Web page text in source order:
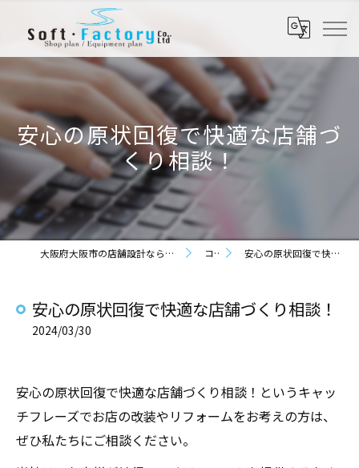
安心の原状回復で快適な店舗づ
くり相談！
大阪府大阪市の店舗設計なら株式会社ソフト・ファクトリー コラム 安心の原状回復で快適な店舗づくり相談！
安心の原状回復で快適な店舗づくり相談！
2024/03/30
安心の原状回復で快適な店舗づくり相談！というキャッ
チフレーズでお店の改装やリフォームをお考えの方は、
ぜひ私たちにご相談ください。